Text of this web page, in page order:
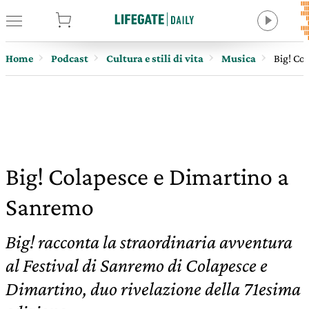
Home Podcast Cultura e stili di vita Musica Big!
Big! Colapesce e Dimartino a
Sanremo
Big! racconta la straordinaria avventura
al Festival di Sanremo di Colapesce e
Dimartino, duo rivelazione della 71esima